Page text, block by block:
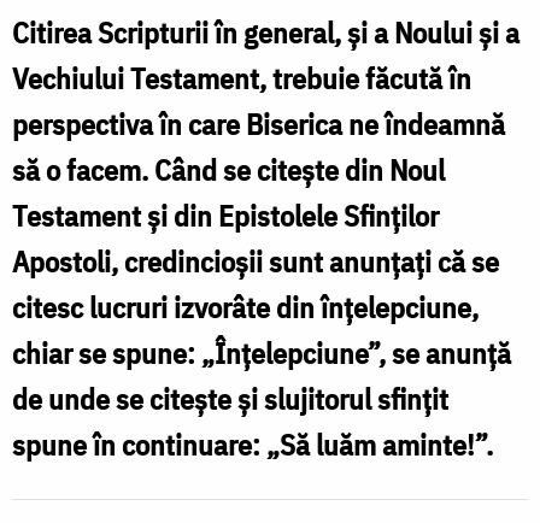
cu
folos
Sfânta
Scriptură
Citirea Scripturii în general, şi a Noului şi a
Vechiului Testament, trebuie făcută în
perspectiva în care Biserica ne îndeamnă
să o facem. Când se citeşte din Noul
Testament şi din Epistolele Sfinţilor
Apostoli, credincioşii sunt anunţaţi că se
citesc lucruri izvorâte din înţelepciune,
chiar se spune: „Înţelepciune”, se anunţă
de unde se citeşte şi slujitorul sfinţit
spune în continuare: „Să luăm aminte!”.